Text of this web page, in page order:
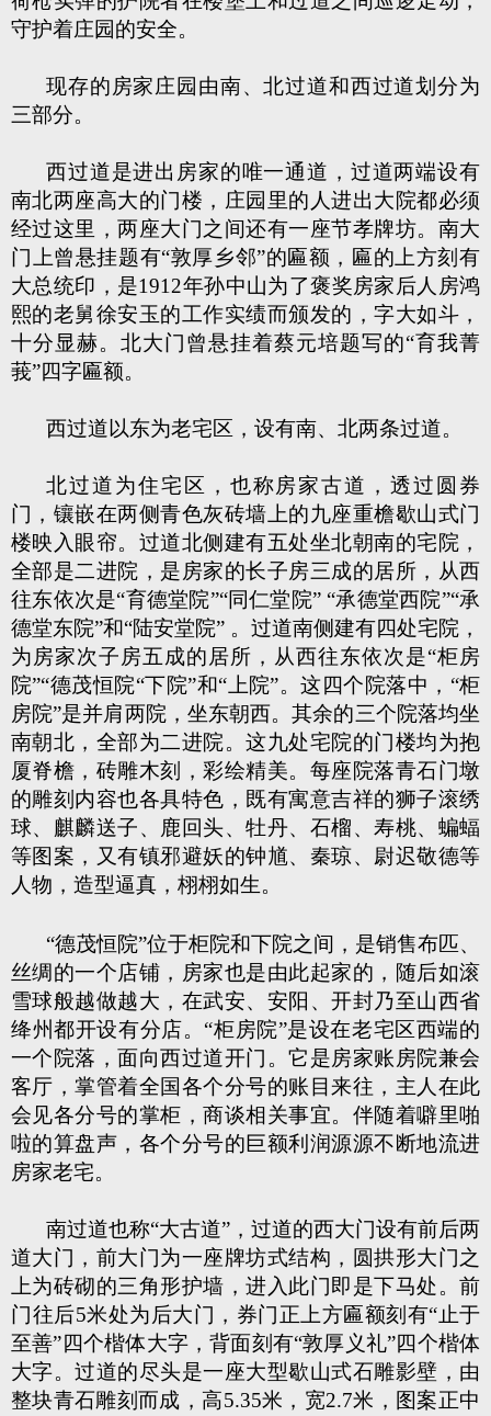
守护着庄园的安全。
现存的房家庄园由南、北过道和西过道划分为
三部分。
西过道是进出房家的唯一通道，过道两端设有
南北两座高大的门楼，庄园里的人进出大院都必须
经过这里，两座大门之间还有一座节孝牌坊。南大
门上曾悬挂题有“敦厚乡邻”的匾额，匾的上方刻有
大总统印，是1912年孙中山为了褒奖房家后人房鸿
熙的老舅徐安玉的工作实绩而颁发的，字大如斗，
十分显赫。北大门曾悬挂着蔡元培题写的“育我菁
莪”四字匾额。
西过道以东为老宅区，设有南、北两条过道。
北过道为住宅区，也称房家古道，透过圆券
门，镶嵌在两侧青色灰砖墙上的九座重檐歇山式门
楼映入眼帘。过道北侧建有五处坐北朝南的宅院，
全部是二进院，是房家的长子房三成的居所，从西
往东依次是“育德堂院”“同仁堂院” “承德堂西院”“承
德堂东院”和“陆安堂院” 。过道南侧建有四处宅院，
为房家次子房五成的居所，从西往东依次是“柜房
院”“德茂恒院“下院”和“上院”。这四个院落中，“柜
房院”是并肩两院，坐东朝西。其余的三个院落均坐
南朝北，全部为二进院。这九处宅院的门楼均为抱
厦脊檐，砖雕木刻，彩绘精美。每座院落青石门墩
的雕刻内容也各具特色，既有寓意吉祥的狮子滚绣
球、麒麟送子、鹿回头、牡丹、石榴、寿桃、蝙蝠
等图案，又有镇邪避妖的钟馗、秦琼、尉迟敬德等
人物，造型逼真，栩栩如生。
“德茂恒院”位于柜院和下院之间，是销售布匹、
丝绸的一个店铺，房家也是由此起家的，随后如滚
雪球般越做越大，在武安、安阳、开封乃至山西省
绛州都开设有分店。“柜房院”是设在老宅区西端的
一个院落，面向西过道开门。它是房家账房院兼会
客厅，掌管着全国各个分号的账目来往，主人在此
会见各分号的掌柜，商谈相关事宜。伴随着噼里啪
啦的算盘声，各个分号的巨额利润源源不断地流进
房家老宅。
南过道也称“大古道”，过道的西大门设有前后两
道大门，前大门为一座牌坊式结构，圆拱形大门之
上为砖砌的三角形护墙，进入此门即是下马处。前
门往后5米处为后大门，券门正上方匾额刻有“止于
至善”四个楷体大字，背面刻有“敦厚义礼”四个楷体
大字。过道的尽头是一座大型歇山式石雕影壁，由
整块青石雕刻而成，高5.35米，宽2.7米，图案正中